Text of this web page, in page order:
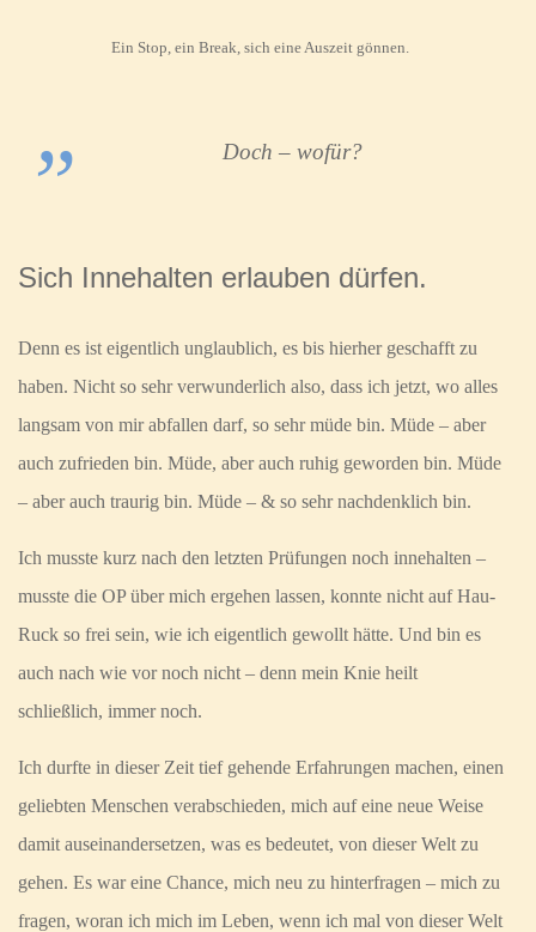
Ein Stop, ein Break, sich eine Auszeit gönnen.
Doch – wofür?
Sich Innehalten erlauben dürfen.
Denn es ist eigentlich unglaublich, es bis hierher geschafft zu
haben. Nicht so sehr verwunderlich also, dass ich jetzt, wo alles
langsam von mir abfallen darf, so sehr müde bin. Müde – aber
auch zufrieden bin. Müde, aber auch ruhig geworden bin. Müde
– aber auch traurig bin. Müde – & so sehr nachdenklich bin.
Ich musste kurz nach den letzten Prüfungen noch innehalten –
musste die OP über mich ergehen lassen, konnte nicht auf Hau-
Ruck so frei sein, wie ich eigentlich gewollt hätte. Und bin es
auch nach wie vor noch nicht – denn mein Knie heilt
schließlich, immer noch.
Ich durfte in dieser Zeit tief gehende Erfahrungen machen, einen
geliebten Menschen verabschieden, mich auf eine neue Weise
damit auseinandersetzen, was es bedeutet, von dieser Welt zu
gehen. Es war eine Chance, mich neu zu hinterfragen – mich zu
fragen, woran ich mich im Leben, wenn ich mal von dieser Welt